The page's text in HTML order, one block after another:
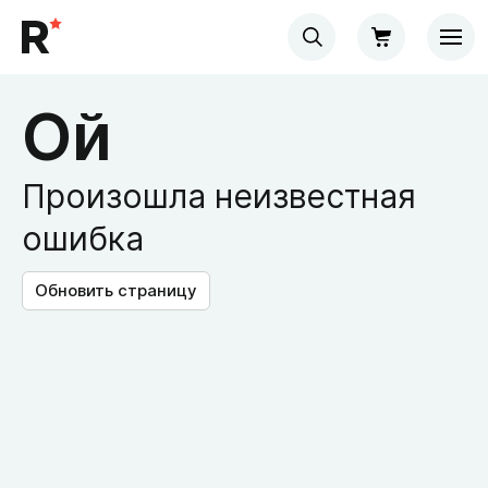
Ой
Произошла неизвестная
ошибка
Обновить страницу